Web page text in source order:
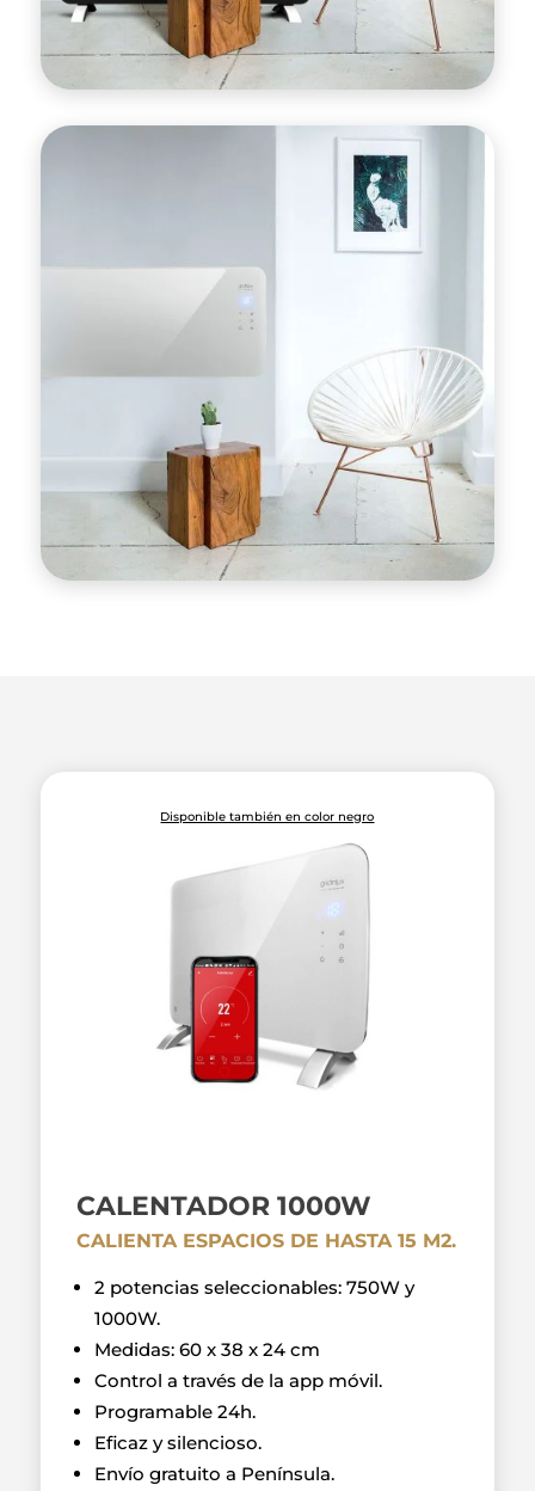
Disponible también en color negro
CALENTADOR 1000W
CALIENTA ESPACIOS DE HASTA 15 M2.
2 potencias seleccionables: 750W y
1000W.
Medidas: 60 x 38 x 24 cm
Control a través de la app móvil.
Programable 24h.
Eficaz y silencioso.
Envío gratuito a Península.